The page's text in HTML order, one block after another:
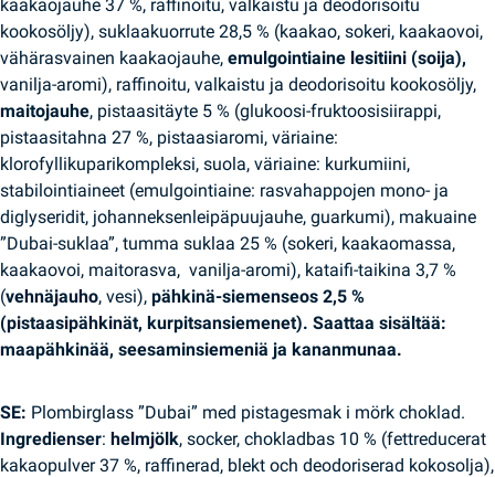
kaakaojauhe 37 %, raffinoitu, valkaistu ja deodorisoitu
kookosöljy), suklaakuorrute 28,5 % (kaakao, sokeri, kaakaovoi,
vähärasvainen kaakaojauhe, emulgointiaine lesitiini (soija),
vanilja-aromi), raffinoitu, valkaistu ja deodorisoitu kookosöljy,
maitojauhe, pistaasitäyte 5 % (glukoosi-fruktoosisiirappi,
pistaasitahna 27 %, pistaasiaromi, väriaine:
klorofyllikuparikompleksi, suola, väriaine: kurkumiini,
stabilointiaineet (emulgointiaine: rasvahappojen mono- ja
diglyseridit, johanneksenleipäpuujauhe, guarkumi), makuaine
”Dubai-suklaa”, tumma suklaa 25 % (sokeri, kaakaomassa,
kaakaovoi, maitorasva, vanilja-aromi), kataifi-taikina 3,7 %
(vehnäjauho, vesi), pähkinä-siemenseos 2,5 %
(pistaasipähkinät, kurpitsansiemenet). Saattaa sisältää:
maapähkinää, seesaminsiemeniä ja kananmunaa.
SE: Plombirglass ”Dubai” med pistagesmak i mörk choklad.
Ingredienser: helmjölk, socker, chokladbas 10 % (fettreducerat
kakaopulver 37 %, raffinerad, blekt och deodoriserad kokosolja),